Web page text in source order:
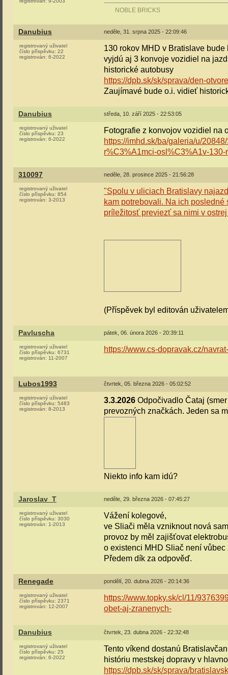
NOBLE BRICKS
Danubius neděle, 31. srpna 2025 - 22:09:46
registrovaný uživatel
číslo příspěvku: 22
registrován: 6-2022
130 rokov MHD v Bratislave
vyjdú aj 3 konvoje vozidiel na
historické autobusy
https://dpb.sk/sk/sprava/den-
Zaujímavé bude o.i. vidieť
Danubius středa, 10. září 2025 - 22:53:05
registrovaný uživatel
číslo příspěvku: 23
registrován: 6-2022
Fotografie z konvojov vozidiel na
https://imhd.sk/ba/galeria/u/
r%C3%A1mci-osl%C3%A1v-
310097 neděle, 28. prosince 2025 - 21:56:28
registrovaný uživatel
číslo příspěvku: 854
registrován: 3-2013
"Spolu v uliciach Bratislavy
kam potrebovali. Na ich
príležitosť previezť sa nimi v
(Příspěvek byl editován
Pavluscha pátek, 06. února 2026 - 20:39:11
registrovaný uživatel
číslo příspěvku: 6731
registrován: 11-2007
https://www.cs-dopravak.cz/
Lubos1993 čtvrtek, 05. března 2026 - 05:02:52
registrovaný uživatel
číslo příspěvku: 5483
registrován: 8-2013
3.3.2026 Odpočivadlo Čataj
prevozných značkách. Jeden sa
Niekto info kam idú?
Jaroslav_T neděle, 29. března 2026 - 07:45:27
registrovaný uživatel
číslo příspěvku: 3030
registrován: 1-2013
Vážení kolegové,
ve Sliači měla vzniknout nová
provoz by měl zajišťovat
o existenci MHD Sliač není vůbec
Předem dík za odpověď.
Renegade pondělí, 20. dubna 2026 - 20:14:36
registrovaný uživatel
číslo příspěvku: 2371
registrován: 12-2007
https://www.topky.sk/cl/11/
obet-aj-zranenych-
Danubius čtvrtek, 23. dubna 2026 - 22:32:48
registrovaný uživatel
číslo příspěvku: 25
registrován: 6-2022
Tento víkend dostanú
históriu mestskej dopravy v
https://dpb.sk/sk/sprava/